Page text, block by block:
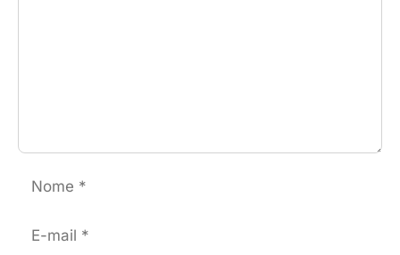
Nome
E-
mail